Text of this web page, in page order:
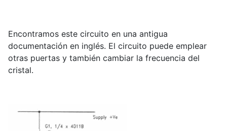
Encontramos este circuito en una antigua
documentación en inglés. El circuito puede emplear
otras puertas y también cambiar la frecuencia del
cristal.